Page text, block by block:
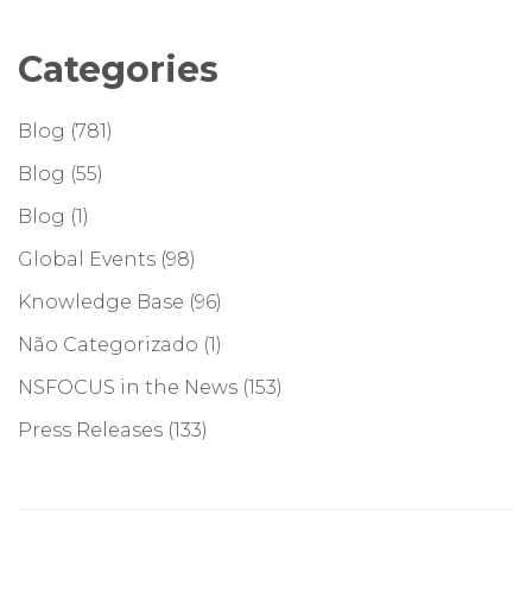
Categories
Blog (781)
Blog (55)
Blog (1)
Global Events (98)
Knowledge Base (96)
Não Categorizado (1)
NSFOCUS in the News (153)
Press Releases (133)